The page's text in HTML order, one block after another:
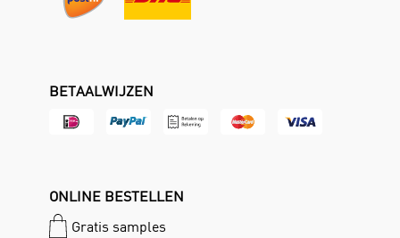
BETAALWIJZEN
ONLINE BESTELLEN
Gratis samples